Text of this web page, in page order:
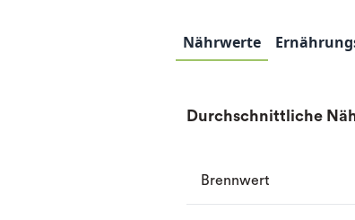
Nährwerte
Durchschnittliche
Brennwert